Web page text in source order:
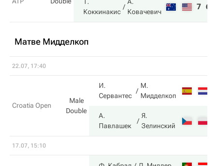
Коккинакис
Ковачевич
7 6
Матве Мидделкоп
22.07, 17:40
Croatia Open
Male
Double
И.
Сервантес
М.
Мидделкоп
А.
Павлашек
Я.
Зелинский
17.07, 15:10